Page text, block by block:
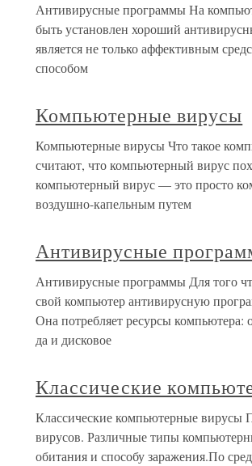
Антивирусные программы На
быть установлен хороший
является не только аффективным
способом
Компьютерные вирусы
Компьютерные вирусы Что такое
считают, что компьютерный вирус
компьютерный вирус — это просто
воздушно-капельным путем
Антивирусные
Антивирусные программы Для того
свой компьютер антивирусную
Она потребляет ресурсы компьютера:
да и дисковое
Классические
Классические компьютерные вирусы
вирусов. Различные типы
обитания и способу заражения.По